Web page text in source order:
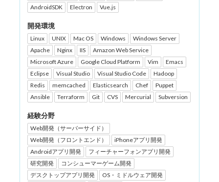
AndroidSDK
Electron Vue.js
開発環境
Linux UNIX Mac OS Windows
Windows Server
Apache
Nginx IIS
Amazon Web Service
Microsoft Azure
Google Cloud Platform Vim
Emacs
Eclipse
Visual Studio Visual Studio Code
Hadoop
Redis
memcached Elasticsearch Chef
Puppet
Ansible
Terraform Git CVS Mercurial Subversion
経験分野
Web開発（サーバーサイド）
Web開発（フロントエンド）
iPhoneアプリ開発
Androidアプリ開発
フィーチャーフォンアプリ開発
研究開発
コンシューマーゲーム開発
デスクトップアプリ開発
OS・ミドルウェア開発